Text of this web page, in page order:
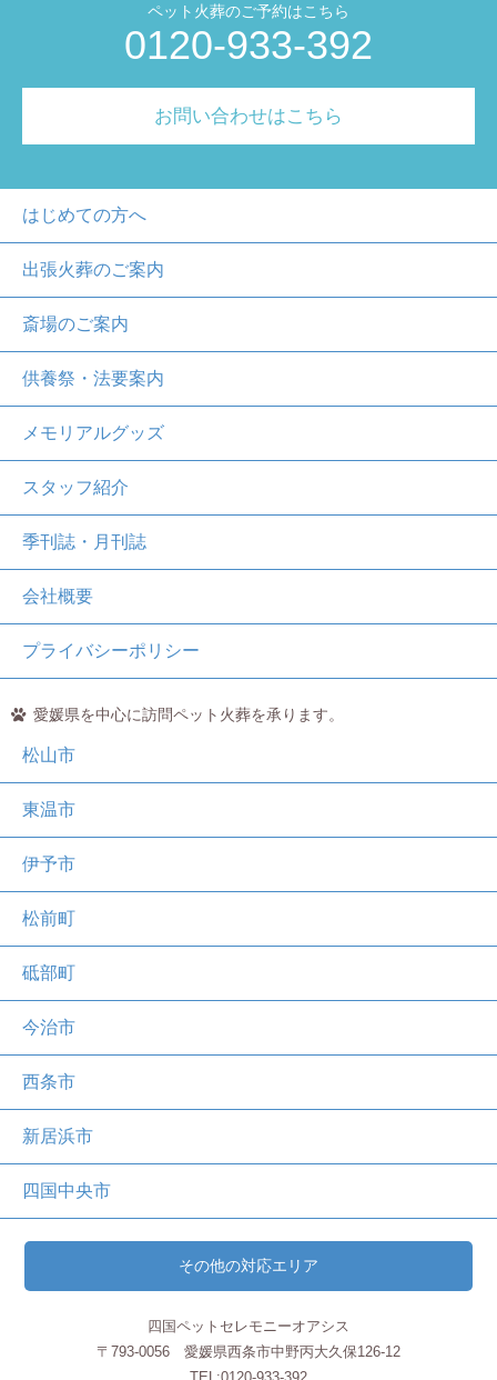
ペット火葬のご予約はこちら
0120-933-392
お問い合わせはこちら
はじめての方へ
出張火葬のご案内
斎場のご案内
供養祭・法要案内
メモリアルグッズ
スタッフ紹介
季刊誌・月刊誌
会社概要
プライバシーポリシー
愛媛県を中心に訪問ペット火葬を承ります。
松山市
東温市
伊予市
松前町
砥部町
今治市
西条市
新居浜市
四国中央市
その他の対応エリア
四国ペットセレモニーオアシス
〒793-0056 愛媛県西条市中野丙大久保126-12